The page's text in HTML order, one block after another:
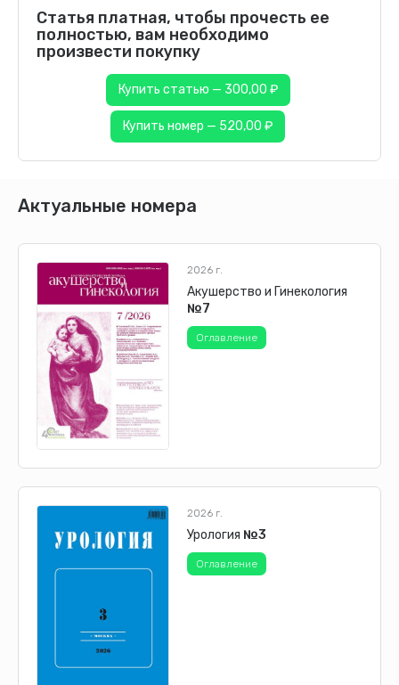
Статья платная, чтобы прочесть ее
полностью, вам необходимо
произвести покупку
Купить статью — 300,00 ₽
Купить номер — 520,00 ₽
Актуальные номера
2026 г.
Акушерство и Гинекология
№7
Оглавление
2026 г.
Урология №3
Оглавление